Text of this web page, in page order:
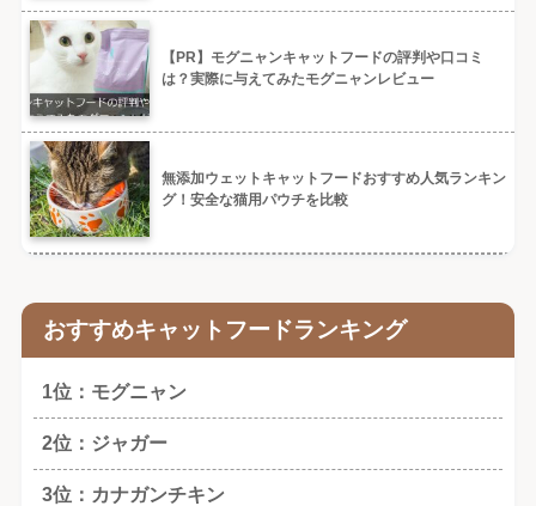
【PR】モグニャンキャットフードの評判や口コミ
は？実際に与えてみたモグニャンレビュー
無添加ウェットキャットフードおすすめ人気ランキン
グ！安全な猫用パウチを比較
おすすめキャットフードランキング
1位：モグニャン
2位：ジャガー
3位：カナガンチキン